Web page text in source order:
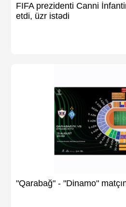
FIFA prezidenti Canni
etdi, üzr istədi
"Qarabağ" - "Dinamo"